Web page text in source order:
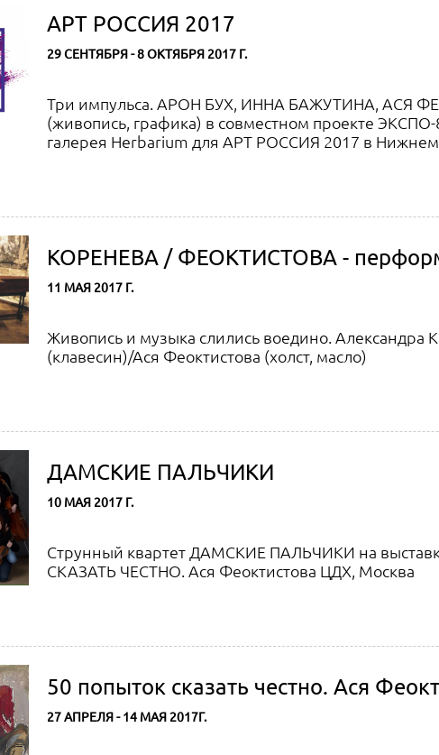
АРТ РОССИЯ 2017
29 СЕНТЯБРЯ - 8 ОКТЯБРЯ 2017 Г.
Три импульса. АРОН БУХ, ИННА БАЖУТИНА, АСЯ
(живопись, графика) в совместном проекте ЭКСПО-
галерея Herbarium для АРТ РОССИЯ 2017 в
КОРЕНЕВА / ФЕОКТИСТОВА -
11 МАЯ 2017 Г.
Живопись и музыка слились воедино. Александра
(клавесин)/Ася Феоктистова (холст, масло)
ДАМСКИЕ ПАЛЬЧИКИ
10 МАЯ 2017 Г.
Струнный квартет ДАМСКИЕ ПАЛЬЧИКИ на
СКАЗАТЬ ЧЕСТНО. Ася Феоктистова ЦДХ, Москва
50 попыток сказать честно. Ася
27 АПРЕЛЯ - 14 МАЯ 2017Г.